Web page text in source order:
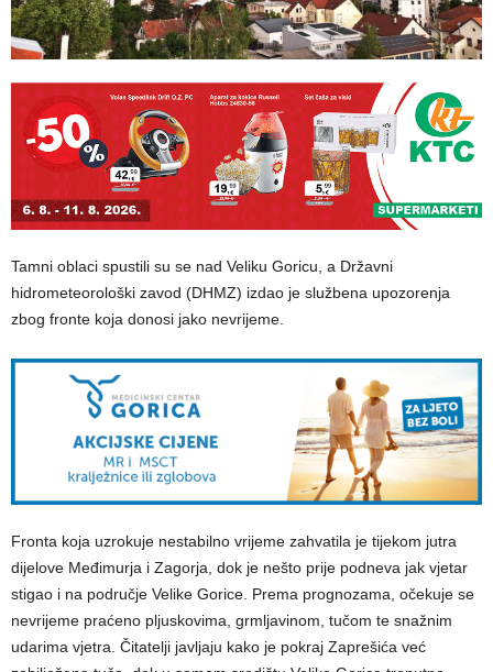
Tamni oblaci spustili su se nad Veliku Goricu, a Državni
hidrometeorološki zavod (DHMZ) izdao je službena upozorenja
zbog fronte koja donosi jako nevrijeme.
Fronta koja uzrokuje nestabilno vrijeme zahvatila je tijekom jutra
dijelove Međimurja i Zagorja, dok je nešto prije podneva jak vjetar
stigao i na područje Velike Gorice. Prema prognozama, očekuje se
nevrijeme praćeno pljuskovima, grmljavinom, tučom te snažnim
udarima vjetra. Čitatelji javljaju kako je pokraj Zaprešića već